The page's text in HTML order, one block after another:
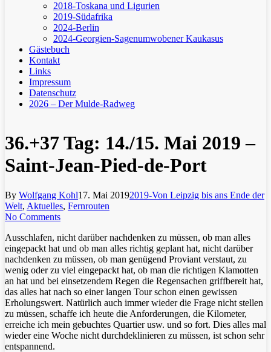
2018-Toskana und Ligurien
2019-Südafrika
2024-Berlin
2024-Georgien-Sagenumwobener Kaukasus
Gästebuch
Kontakt
Links
Impressum
Datenschutz
2026 – Der Mulde-Radweg
36.+37 Tag: 14./15. Mai 2019 –
Saint-Jean-Pied-de-Port
By Wolfgang Kohl17. Mai 20192019-Von Leipzig bis ans Ende der
Welt, Aktuelles, Fernrouten
No Comments
Ausschlafen, nicht darüber nachdenken zu müssen, ob man alles
eingepackt hat und ob man alles richtig geplant hat, nicht darüber
nachdenken zu müssen, ob man genügend Proviant verstaut, zu
wenig oder zu viel eingepackt hat, ob man die richtigen Klamotten
an hat und bei einsetzendem Regen die Regensachen griffbereit hat,
das alles hat nach so einer langen Tour schon einen gewissen
Erholungswert. Natürlich auch immer wieder die Frage nicht stellen
zu müssen, schaffe ich heute die Anforderungen, die Kilometer,
erreiche ich mein gebuchtes Quartier usw. und so fort. Dies alles mal
wieder eine Woche nicht durchdeklinieren zu müssen, ist schon sehr
entspannend.